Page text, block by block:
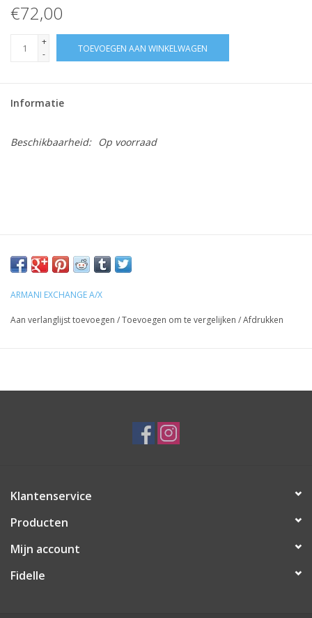
€72,00
+
-
TOEVOEGEN AAN WINKELWAGEN
Informatie
Beschikbaarheid: Op voorraad
ARMANI EXCHANGE A/X
Aan verlanglijst toevoegen /Toevoegen om te vergelijken /Afdrukken
Klantenservice
Producten
Mijn account
Fidelle